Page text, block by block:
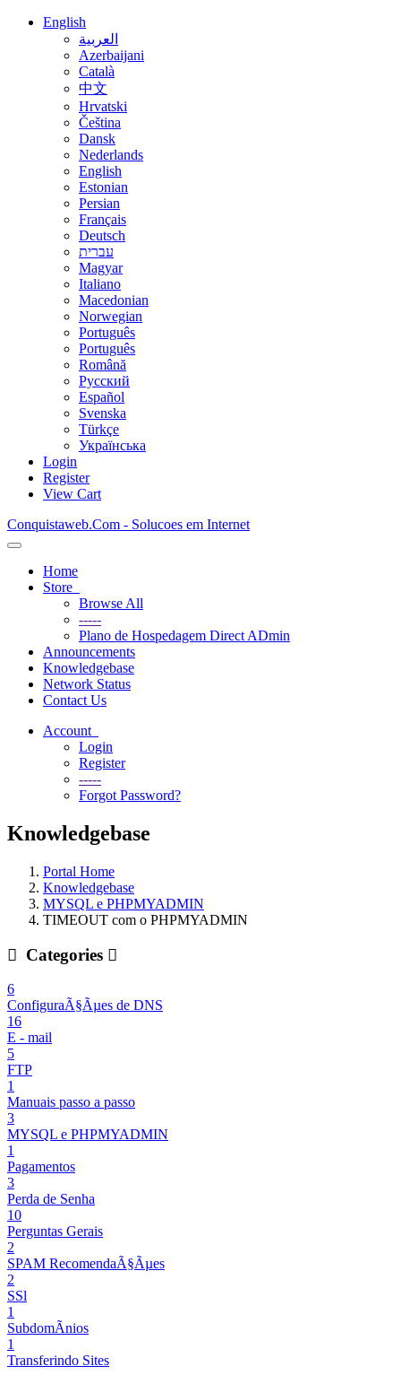
English
العربية
Azerbaijani
Català
中文
Hrvatski
Čeština
Dansk
Nederlands
English
Estonian
Persian
Français
Deutsch
עברית
Magyar
Italiano
Macedonian
Norwegian
Português
Português
Română
Русский
Español
Svenska
Türkçe
Українська
Login
Register
View Cart
Conquistaweb.Com - Solucoes em Internet
Toggle
navigationHome
Store
Browse All
-----
Plano de Hospedagem Direct ADmin
Announcements
Knowledgebase
Network Status
Contact Us
Account
Login
Register
-----
Forgot Password?
Knowledgebase
Portal Home
Knowledgebase
MYSQL e PHPMYADMIN
TIMEOUT com o PHPMYADMIN
Categories
6
ConfiguraÃ§Ãµes de DNS
16
E - mail
5
FTP
1
Manuais passo a passo
3
MYSQL e PHPMYADMIN
1
Pagamentos
3
Perda de Senha
10
Perguntas Gerais
2
SPAM RecomendaÃ§Ãµes
2
SSl
1
SubdomÃ­nios
1
Transferindo Sites